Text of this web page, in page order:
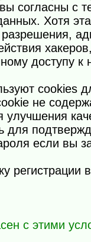
согласны с
Хотя
доступу к
cookies
не
улучшения
для
если вы
регистрации
с этими